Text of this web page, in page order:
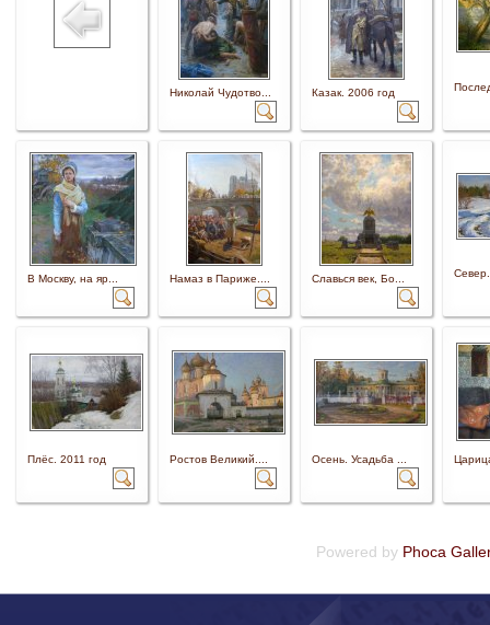
Николай Чудотво... Казак. 2006 год
В Москву, на яр... Намаз в Париже.... Славься век, Бо...
Плёс. 2011 год Ростов Великий.... Осень. Усадьба ...
Powered by Phoca